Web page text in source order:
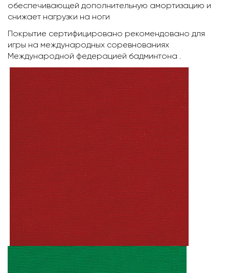
обеспечивающей дополнительную амортизацию и
снижает нагрузки на ноги
Покрытие сертифицировано рекомендовано для
игры на международных соревнованиях
Международной федерацией бадминтона .